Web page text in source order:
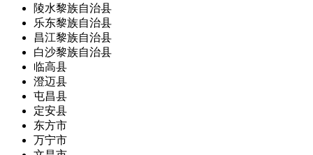
陵水黎族自治县
乐东黎族自治县
昌江黎族自治县
白沙黎族自治县
临高县
澄迈县
屯昌县
定安县
东方市
万宁市